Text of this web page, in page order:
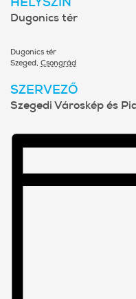
Dugonics tér
Dugonics tér
Szeged, Csongrád
SZERVEZŐ
Szegedi Városkép és